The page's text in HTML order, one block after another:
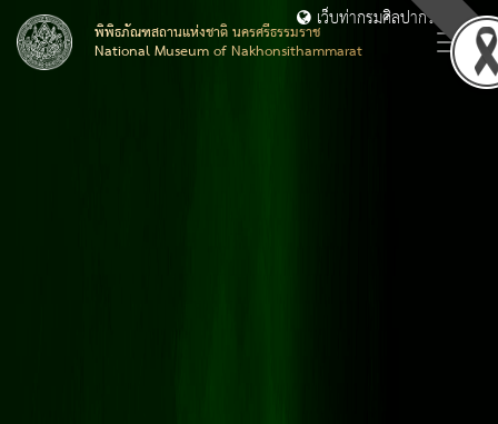
พิพิธภัณฑสถานแห่งชาติ นครศรีธรรมราช
National Museum of Nakhonsithammarat
เว็บท่ากรมศิลปากร